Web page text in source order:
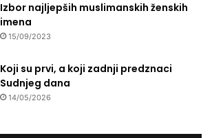
Izbor najljepših muslimanskih ženskih
imena
15/09/2023
Koji su prvi, a koji zadnji predznaci
Sudnjeg dana
14/05/2026